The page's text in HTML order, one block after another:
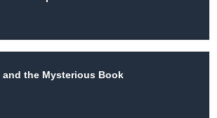
and the Mysterious Book